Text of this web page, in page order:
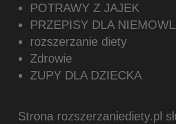
POTRAWY Z JAJEK
PRZEPISY DLA
rozszerzanie diety
Zdrowie
ZUPY DLA DZIECKA
Strona rozszerzaniediety.pl